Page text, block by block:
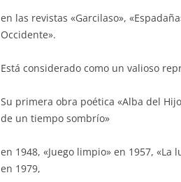
en las revistas «Garcilaso»,
Occidente».
Está considerado como un valioso
Su primera obra poética «Alba del
de un tiempo sombrío»
en 1948, «Juego limpio» en 1957,
en 1979,